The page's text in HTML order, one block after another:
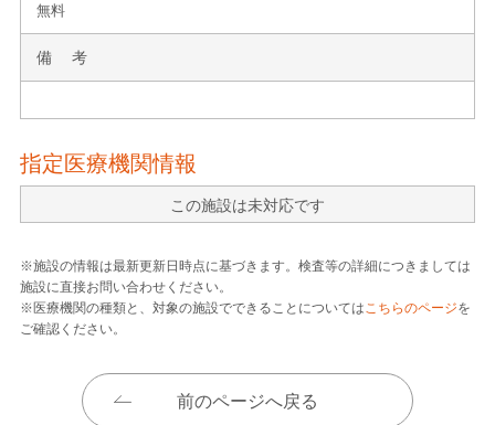
無料
備 考
指定医療機関情報
この施設は未対応です
※施設の情報は最新更新日時点に基づきます。検査等の詳細につきましては
施設に直接お問い合わせください。
※医療機関の種類と、対象の施設でできることについてはこちらのページを
ご確認ください。
前のページへ戻る